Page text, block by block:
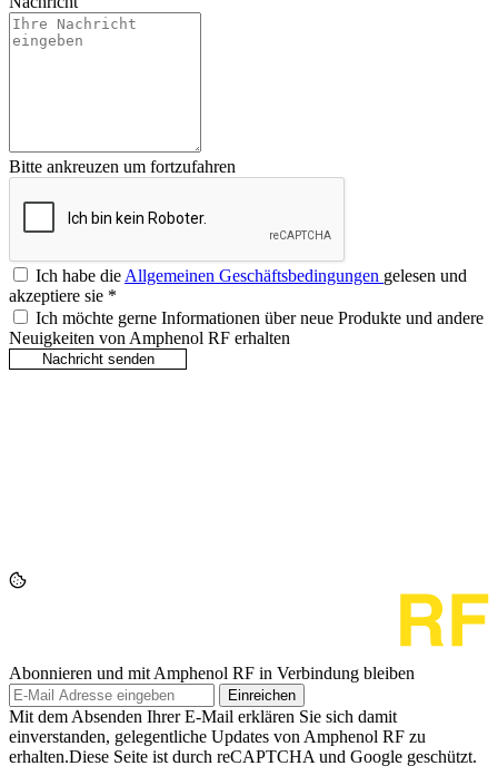
Bitte ankreuzen um fortzufahren
Ich habe die Allgemeinen Geschäftsbedingungen gelesen und
akzeptiere sie *
Ich möchte gerne Informationen über neue Produkte und andere
Neuigkeiten von Amphenol RF erhalten
Abonnieren und mit Amphenol RF in Verbindung bleiben
Einreichen
Mit dem Absenden Ihrer E-Mail erklären Sie sich damit
einverstanden, gelegentliche Updates von Amphenol RF zu
erhalten.Diese Seite ist durch reCAPTCHA und Google geschützt.